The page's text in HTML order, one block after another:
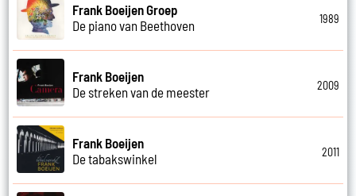
Frank Boeijen Groep
De piano van Beethoven
1989
Frank Boeijen
De streken van de meester
2009
Frank Boeijen
De tabakswinkel
2011